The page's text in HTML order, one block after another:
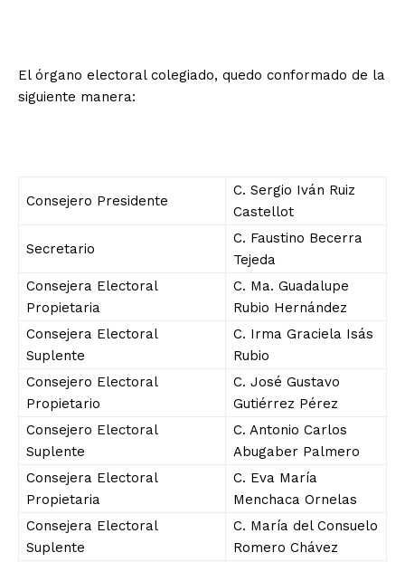
El órgano electoral colegiado, quedo conformado de la
siguiente manera:
Consejero Presidente
C. Sergio Iván Ruiz
Castellot
Secretario
C. Faustino Becerra
Tejeda
Consejera Electoral
Propietaria
C. Ma. Guadalupe
Rubio Hernández
Consejera Electoral
Suplente
C. Irma Graciela Isás
Rubio
Consejero Electoral
Propietario
C. José Gustavo
Gutiérrez Pérez
Consejero Electoral
Suplente
C. Antonio Carlos
Abugaber Palmero
Consejera Electoral
Propietaria
C. Eva María
Menchaca Ornelas
Consejera Electoral
Suplente
C. María del Consuelo
Romero Chávez